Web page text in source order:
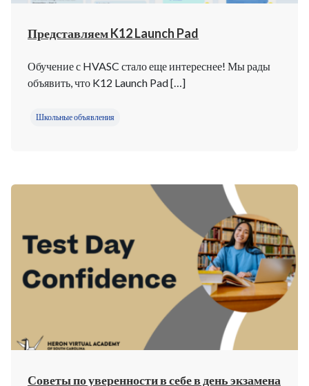
Представляем K12 Launch Pad
Обучение с HVASC стало еще интереснее! Мы рады
объявить, что K12 Launch Pad […]
Школьные объявления
Советы по уверенности в себе в день экзамена